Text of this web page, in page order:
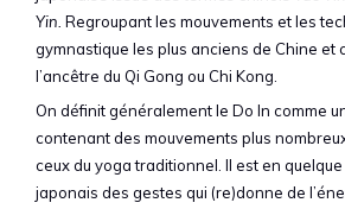
Yin. Regroupant les mouvements et les
gymnastique les plus anciens de Chine et
l’ancêtre du Qi Gong ou Chi Kong.
On définit généralement le Do In comme
contenant des mouvements plus
ceux du yoga traditionnel. Il est en
japonais des gestes qui (re)donne de